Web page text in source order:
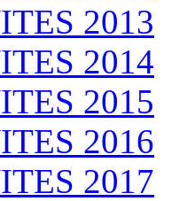
2013
2014
2015
2016
2017